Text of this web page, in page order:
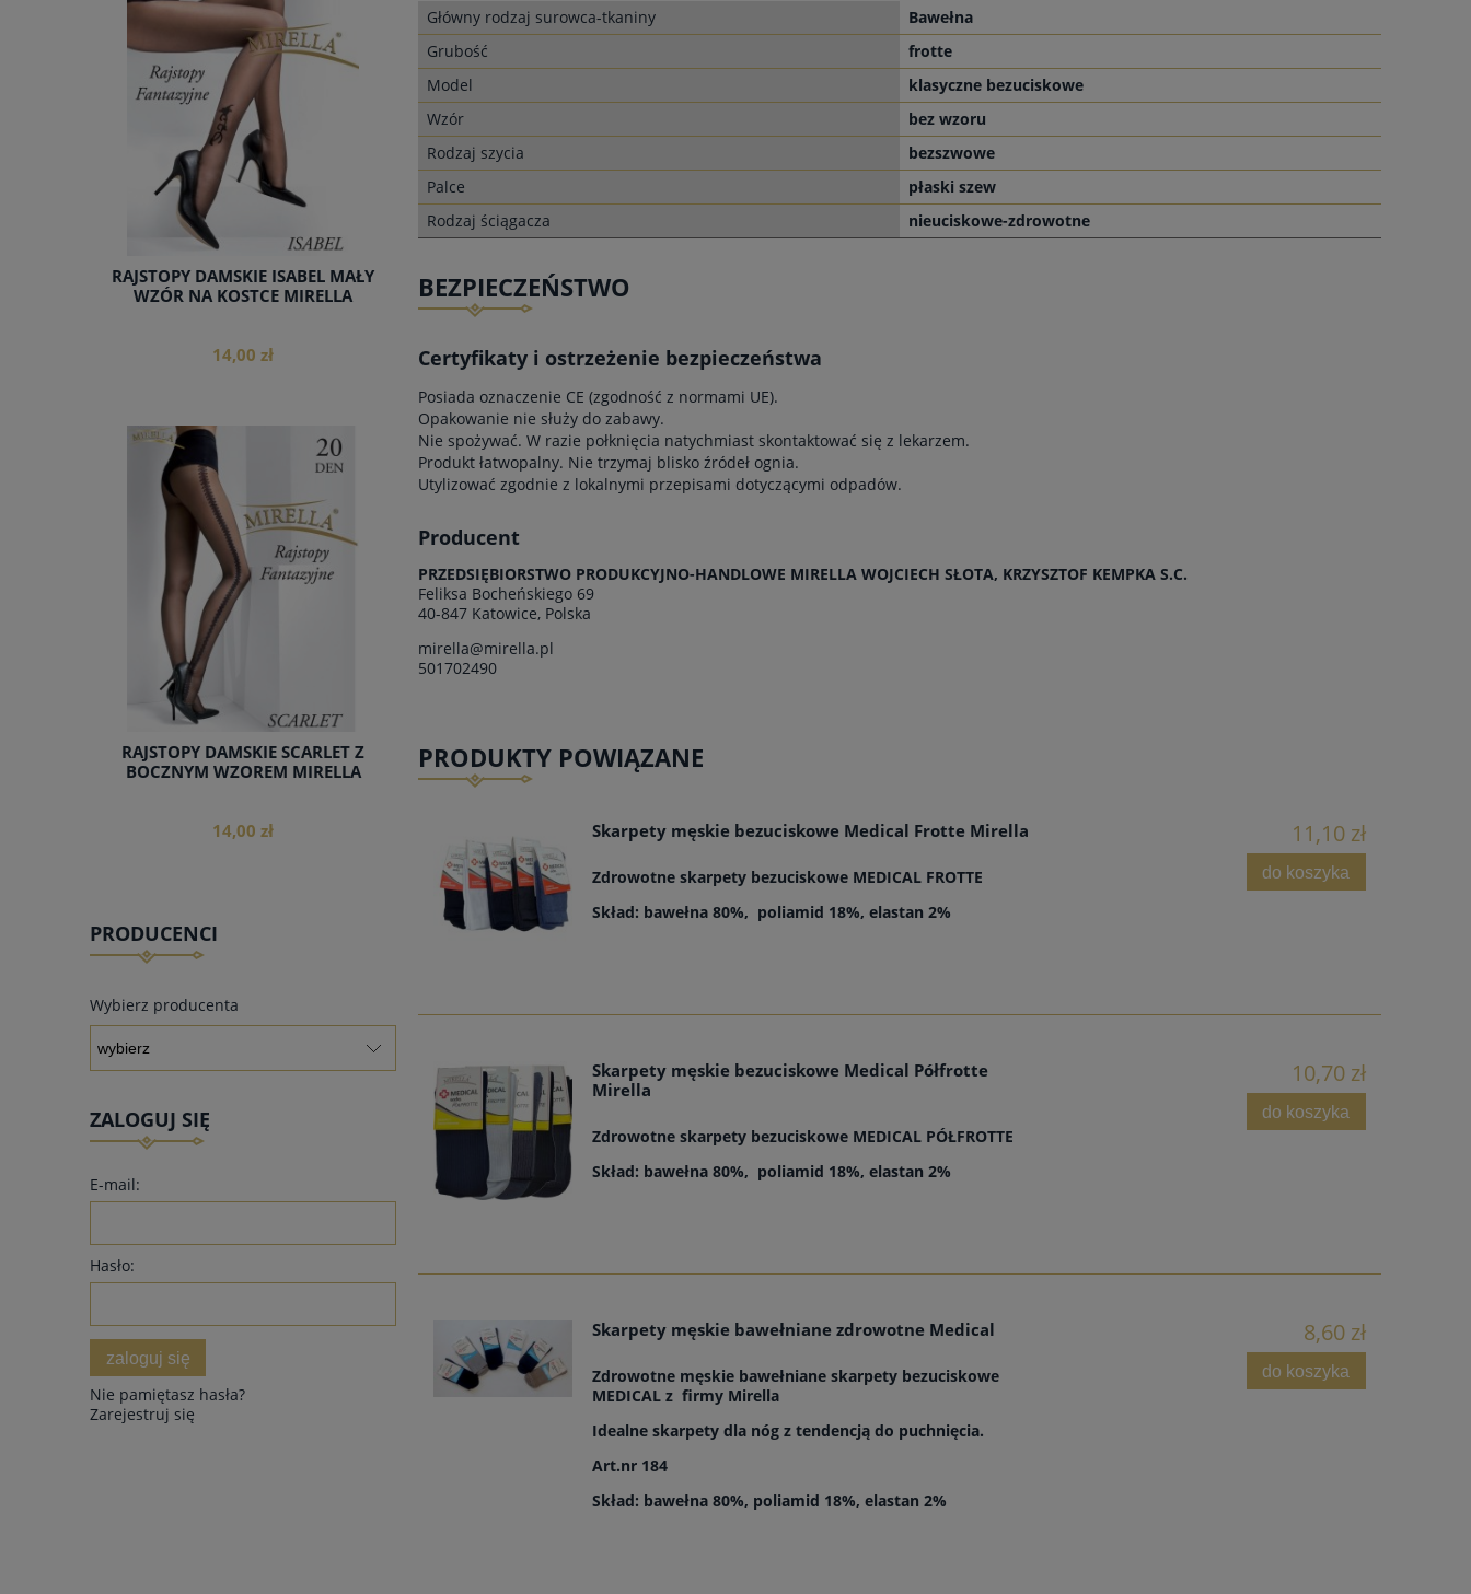
do koszyka
RAJSTOPY DAMSKIE ISABEL MAŁY
WZÓR NA KOSTCE MIRELLA
14,00 zł
do koszyka
RAJSTOPY DAMSKIE SCARLET Z
BOCZNYM WZOREM MIRELLA
14,00 zł
PRODUCENCI
Wybierz producenta
ZALOGUJ SIĘ
E-mail:
Hasło:
zaloguj się
Nie pamiętasz hasła?
Zarejestruj się
Główny rodzaj surowca-tkaniny
Bawełna
Grubość
frotte
Model
klasyczne bezuciskowe
Wzór
bez wzoru
Rodzaj szycia
bezszwowe
Palce
płaski szew
Rodzaj ściągacza
nieuciskowe-zdrowotne
BEZPIECZEŃSTWO
Certyfikaty i ostrzeżenie bezpieczeństwa
Posiada oznaczenie CE (zgodność z normami UE).
Opakowanie nie służy do zabawy.
Nie spożywać. W razie połknięcia natychmiast skontaktować się z lekarzem.
Produkt łatwopalny. Nie trzymaj blisko źródeł ognia.
Utylizować zgodnie z lokalnymi przepisami dotyczącymi odpadów.
Producent
PRZEDSIĘBIORSTWO PRODUKCYJNO-HANDLOWE MIRELLA WOJCIECH SŁOTA, KRZYSZTOF KEMPKA S.C.
Feliksa Bocheńskiego 69
40-847 Katowice, Polska
mirella@mirella.pl
501702490
PRODUKTY POWIĄZANE
Skarpety męskie bezuciskowe Medical Frotte Mirella
Zdrowotne skarpety bezuciskowe MEDICAL FROTTE
Skład: bawełna 80%, poliamid 18%, elastan 2%
11,10 zł
do koszyka
Skarpety męskie bezuciskowe Medical Półfrotte
Mirella
Zdrowotne skarpety bezuciskowe MEDICAL PÓŁFROTTE
Skład: bawełna 80%, poliamid 18%, elastan 2%
10,70 zł
do koszyka
Skarpety męskie bawełniane zdrowotne Medical
Zdrowotne męskie bawełniane skarpety bezuciskowe
MEDICAL z firmy Mirella
Idealne skarpety dla nóg z tendencją do puchnięcia.
Art.nr 184
Skład: bawełna 80%, poliamid 18%, elastan 2%
8,60 zł
do koszyka